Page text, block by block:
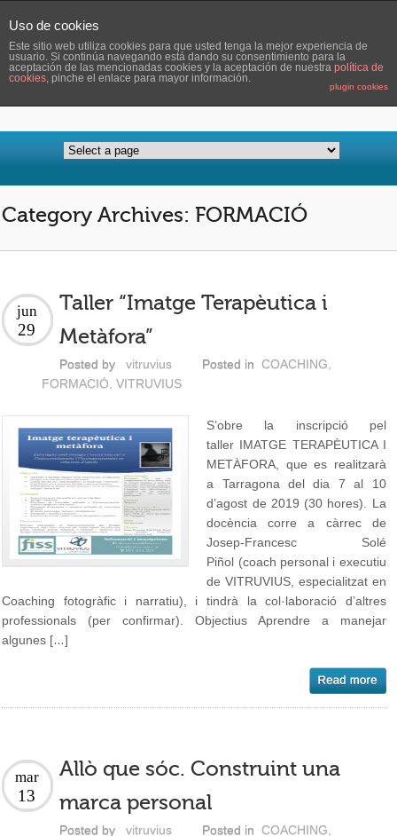
Category Archives: FORMACIÓ
Taller “Imatge Terapèutica i
Metàfora”
jun
29
Posted by vitruvius Posted in COACHING
FORMACIÓ ,VITRUVIUS
S’obre la inscripció pel
taller IMATGE TERAPÈUTICA I
METÀFORA, que es realitzarà
a Tarragona del dia 7 al 10
d’agost de 2019 (30 hores). La
docència corre a càrrec de
Josep-Francesc Solé
Piñol (coach personal i executiu
de VITRUVIUS, especialitzat en
Coaching fotogràfic i narratiu), i tindrà la col·laboració d’altres
professionals (per confirmar). Objectius Aprendre a manejar
algunes […]
Allò que sóc. Construint una
marca personal
mar
13
Posted by vitruvius Posted in COACHING
Uso de cookies
Este sitio web utiliza cookies para que usted tenga la mejor experiencia de
usuario. Si continúa navegando está dando su consentimiento para la
aceptación de las mencionadas cookies y la aceptación de nuestra política de
cookies, pinche el enlace para mayor información.
plugin cookies